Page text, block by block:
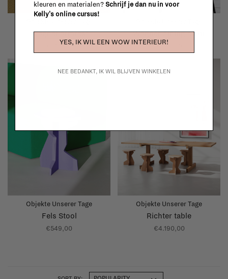
Wagner armrest
€749,00
Wagner dining chair
€799,00
Objekte Unserer Tage
Fels Stool
€549,00
Objekte Unserer Tage
Richter table
€4.190,00
kleuren en materialen? Schrijf je dan nu in voor
Kelly's online cursus!
YES, IK WIL EEN WOW INTERIEUR!
NEE BEDANKT, IK WIL BLIJVEN WINKELEN